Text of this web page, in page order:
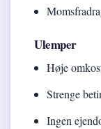
Ulemper
Høje
Strenge
Ingen